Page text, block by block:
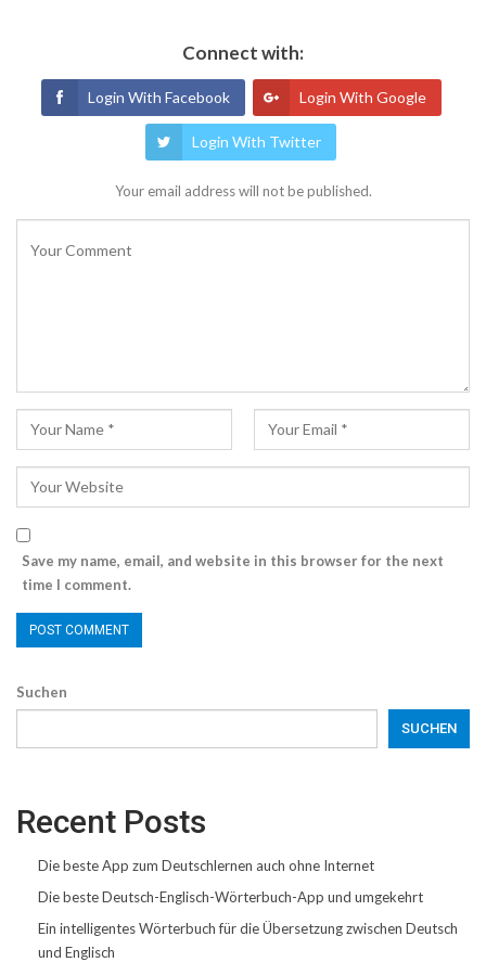
Connect with:
Login With Facebook Login With Google
Login With Twitter
Your email address will not be published.
Save my name, email, and website in this browser for the next
time I comment.
Suchen
SUCHEN
Recent Posts
Die beste App zum Deutschlernen auch ohne Internet
Die beste Deutsch-Englisch-Wörterbuch-App und umgekehrt
Ein intelligentes Wörterbuch für die Übersetzung zwischen Deutsch
und Englisch